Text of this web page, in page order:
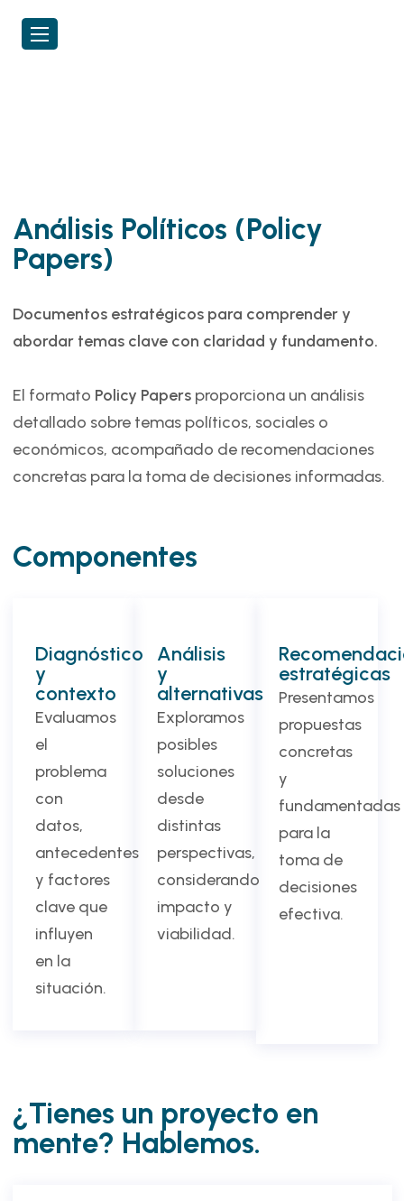
Análisis Políticos (Policy
Papers)
Documentos estratégicos para comprender y
abordar temas clave con claridad y fundamento.
El formato Policy Papersproporciona un análisis
detallado sobre temas políticos, sociales o
económicos, acompañado de recomendaciones
concretas para la toma de decisiones informadas.
Componentes
Diagnóstico
y
contexto
Evaluamos
el
problema
con
datos,
antecedentes
y factores
clave que
influyen
en la
situación.
Análisis
y
alternativas
Exploramos
posibles
soluciones
desde
distintas
perspectivas,
considerando
impacto y
viabilidad.
estratégicas
Presentamos
propuestas
concretas
y
fundamentadas
para la
toma de
decisiones
efectiva.
¿Tienes un proyecto en
mente? Hablemos.